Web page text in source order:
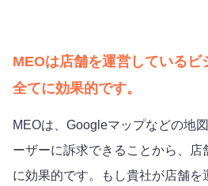
MEOは店舗を運営しているビ
全てに効果的です。
MEOは、Googleマップなどの地
ーザーに訴求できることから、
に効果的です。もし貴社が店舗を